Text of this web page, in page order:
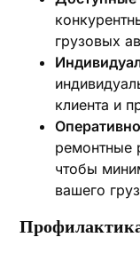
грузовых
клиента и
ремонтные
чтобы
вашего